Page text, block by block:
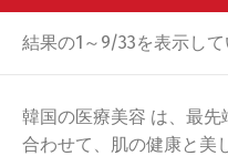
結果の1～9/33を表示し
韓国の医療美容 は、最
合わせて、肌の健康と美